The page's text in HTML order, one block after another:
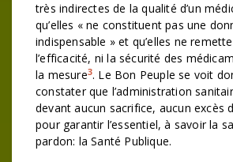
très indirectes de la qualité d’un
qu’elles « ne constituent pas une
indispensable » et qu’elles ne
l’efficacité, ni la sécurité des
la mesure3. Le Bon Peuple se voit
constater que l’administration
devant aucun sacrifice, aucun excès
pour garantir l’essentiel, à savoir la
pardon: la Santé Publique.